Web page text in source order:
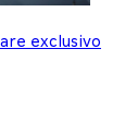
exclusivo